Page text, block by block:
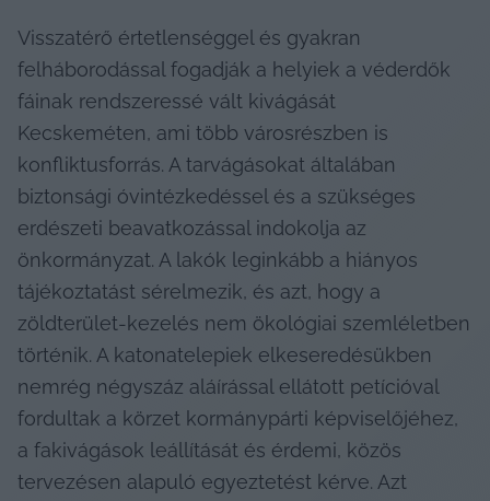
Visszatérő értetlenséggel és gyakran
felháborodással fogadják a helyiek a véderdők
fáinak rendszeressé vált kivágását
Kecskeméten, ami több városrészben is
konfliktusforrás. A tarvágásokat általában
biztonsági óvintézkedéssel és a szükséges
erdészeti beavatkozással indokolja az
önkormányzat. A lakók leginkább a hiányos
tájékoztatást sérelmezik, és azt, hogy a
zöldterület-kezelés nem ökológiai szemléletben
történik. A katonatelepiek elkeseredésükben
nemrég négyszáz aláírással ellátott petícióval
fordultak a körzet kormánypárti képviselőjéhez,
a fakivágások leállítását és érdemi, közös
tervezésen alapuló egyeztetést kérve. Azt